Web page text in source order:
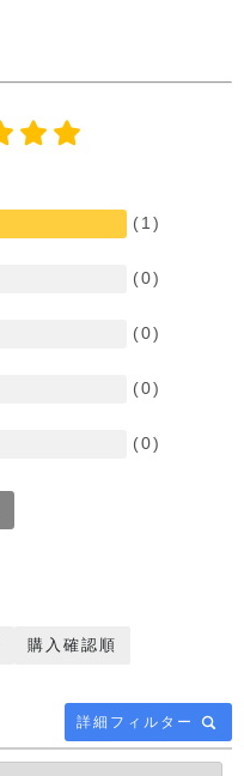
(1)
(0)
(0)
(0)
(0)
詳細フィルター
購入確認順